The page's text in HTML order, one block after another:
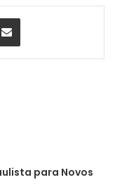
Compartilhar via e-mail
para Novos